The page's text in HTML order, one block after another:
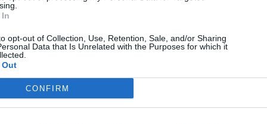
opt-out of Collection, Use, Retention, Sale, and/or Sharing
Data that Is Unrelated with the Purposes for which it
CONFIRM